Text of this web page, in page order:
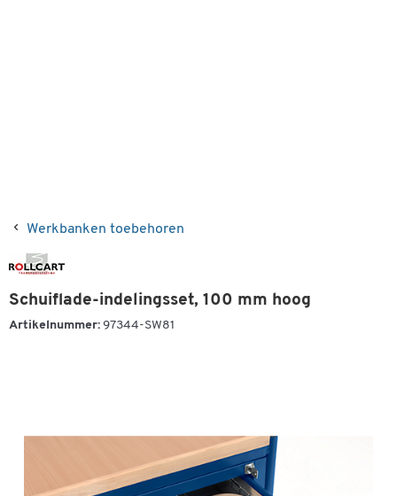
Werkbanken toebehoren
Schuiflade-indelingsset, 100 mm hoog
Artikelnummer: 97344-SW81